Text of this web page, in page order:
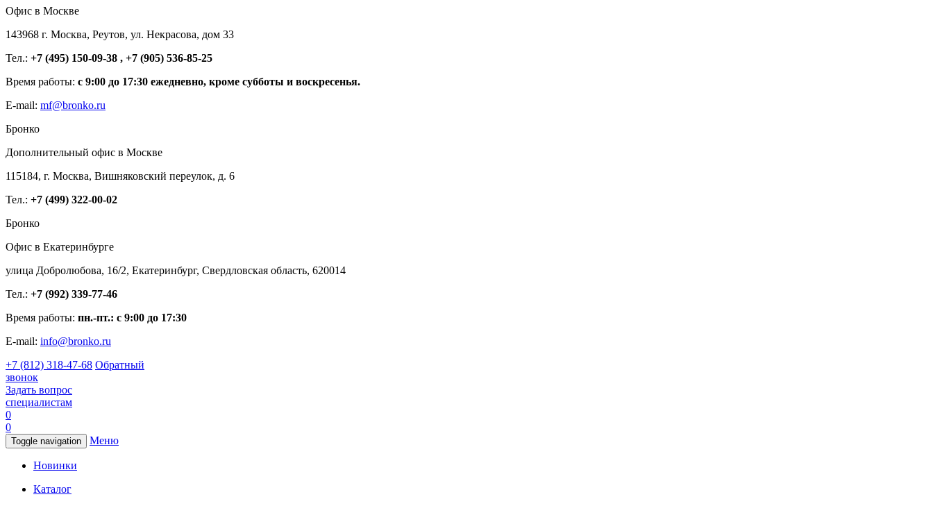
Офис в Москве
143968 г. Москва, Реутов, ул. Некрасова, дом 33
Тел.: +7 (495) 150-09-38 , +7 (905) 536-85-25
Время работы: с 9:00 до 17:30 ежедневно, кроме субботы и воскресенья.
E-mail: mf@bronko.ru
Бронко
Дополнительный офис в Москве
115184, г. Москва, Вишняковский переулок, д. 6
Тел.: +7 (499) 322-00-02
Бронко
Офис в Екатеринбурге
улица Добролюбова, 16/2, Екатеринбург, Свердловская область, 620014
Тел.: +7 (992) 339-77-46
Время работы: пн.-пт.: с 9:00 до 17:30
E-mail: info@bronko.ru
+7 (812) 318-47-68 Обратный
звонок
Задать вопрос
специалистам
0
0
Toggle navigation Меню
Новинки
Каталог